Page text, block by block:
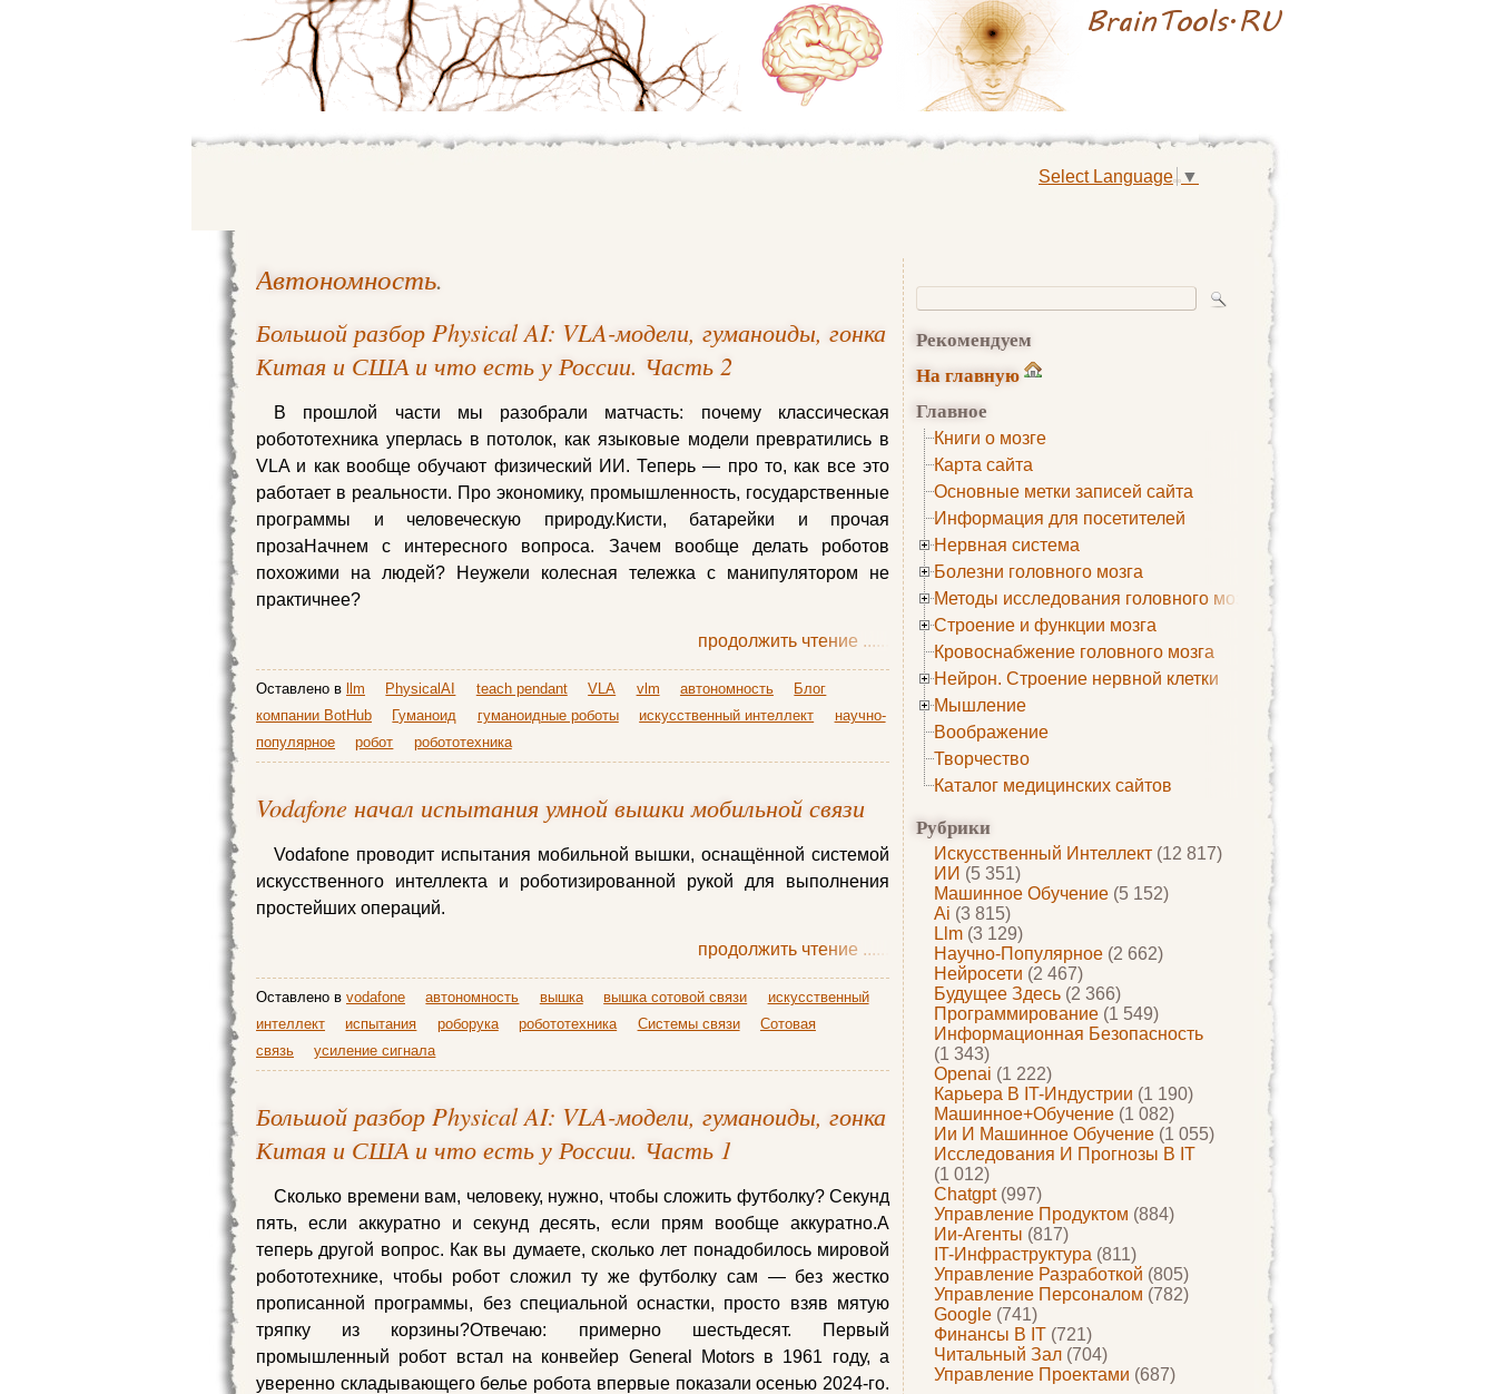
Select Language ▼
Рекомендуем
На главную
Главное
Книги о мозге
Карта сайта
Основные метки записей сайта
Информация для посетителей
Нервная система
Болезни головного мозга
Методы исследования головного мозга
Строение и функции мозга
Кровоснабжение головного мозга
Нейрон. Строение нервной клетки
Мышление
Воображение
Творчество
Каталог медицинских сайтов
Рубрики
Искусственный Интеллект (12 817)
ИИ (5 351)
Машинное Обучение (5 152)
Ai (3 815)
Llm (3 129)
Научно-Популярное (2 662)
Нейросети (2 467)
Будущее Здесь (2 366)
Программирование (1 549)
Информационная Безопасность
(1 343)
Openai (1 222)
Карьера В IT-Индустрии (1 190)
Машинное+обучение (1 082)
Ии И Машинное Обучение (1 055)
Исследования И Прогнозы В IT
(1 012)
Chatgpt(997)
Управление Продуктом (884)
Ии-Агенты (817)
IT-Инфраструктура (811)
Управление Разработкой (805)
Управление Персоналом (782)
Google (741)
Финансы В IT (721)
Читальный Зал (704)
Управление Проектами (687)
Автономность.
Большой разбор Physical AI: VLA-модели, гуманоиды, гонка
Китая и США и что есть у России. Часть 2
В прошлой части мы разобрали матчасть: почему классическая
робототехника уперлась в потолок, как языковые модели превратились в
VLA и как вообще обучают физический ИИ. Теперь — про то, как все это
работает в реальности. Про экономику, промышленность, государственные
программы и человеческую природу.Кисти, батарейки и прочая
прозаНачнем с интересного вопроса. Зачем вообще делать роботов
похожими на людей? Неужели колесная тележка с манипулятором не
практичнее?
продолжить чтение ......
Оставлено в llm PhysicalAI teach pendant VLA vlm автономность
Блог
компании BotHub
Гуманоид гуманоидные роботы искусственный интеллект
научно-
популярное
робот робототехника
Vodafone начал испытания умной вышки мобильной связи
Vodafone проводит испытания мобильной вышки, оснащённой системой
искусственного интеллекта и роботизированной рукой для выполнения
простейших операций.
продолжить чтение ......
Оставлено в vodafone автономность вышка вышка сотовой связи
искусственный
интеллект
испытания роборука робототехника Системы связи
Сотовая
связь
усиление сигнала
Большой разбор Physical AI: VLA-модели, гуманоиды, гонка
Китая и США и что есть у России. Часть 1
Сколько времени вам, человеку, нужно, чтобы сложить футболку? Секунд
пять, если аккуратно и секунд десять, если прям вообще аккуратно.А
теперь другой вопрос. Как вы думаете, сколько лет понадобилось мировой
робототехнике, чтобы робот сложил ту же футболку сам — без жестко
прописанной программы, без специальной оснастки, просто взяв мятую
тряпку из корзины?Отвечаю: примерно шестьдесят. Первый
промышленный робот встал на конвейер General Motors в 1961 году, а
уверенно складывающего белье робота впервые показали осенью 2024-го.